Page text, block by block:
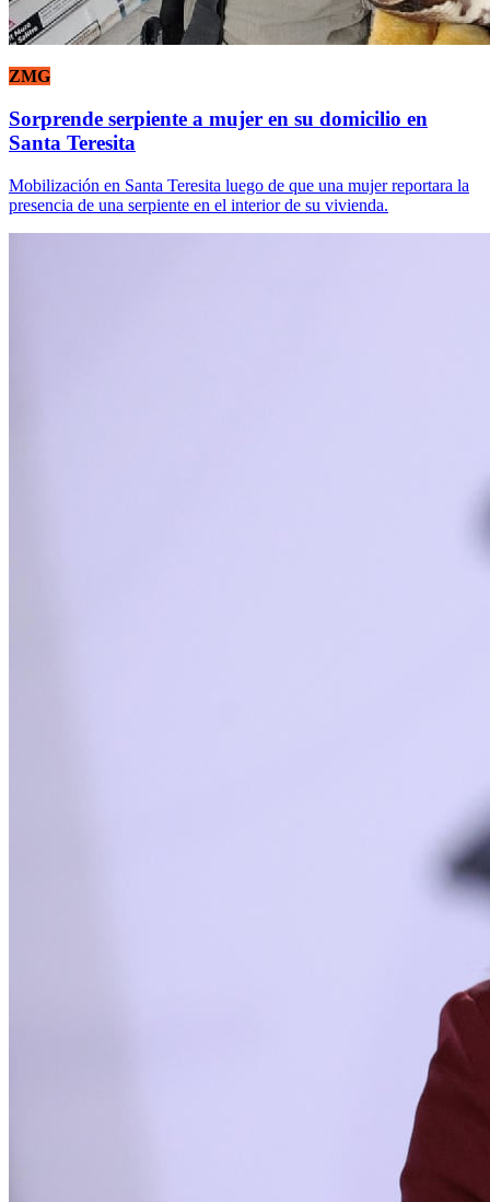
ZMG
Sorprende serpiente a mujer en su domicilio en
Santa Teresita
Mobilización en Santa Teresita luego de que una mujer reportara la
presencia de una serpiente en el interior de su vivienda.